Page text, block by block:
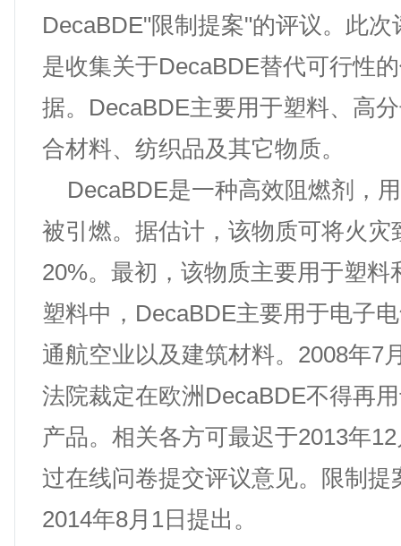
DecaBDE"限制提案"的评议。此次
是收集关于DecaBDE替代可行性
据。DecaBDE主要用于塑料、高
合材料、纺织品及其它物质。
DecaBDE是一种高效阻燃剂，
被引燃。据估计，该物质可将火灾
20%。最初，该物质主要用于塑料
塑料中，DecaBDE主要用于电子
通航空业以及建筑材料。2008年7
法院裁定在欧洲DecaBDE不得再
产品。相关各方可最迟于2013年
过在线问卷提交评议意见。限制提
2014年8月1日提出。